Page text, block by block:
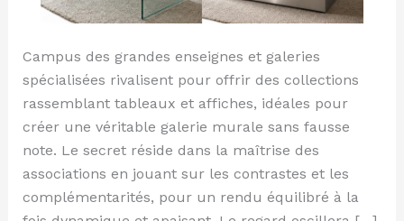
Campus des grandes enseignes et galeries
spécialisées rivalisent pour offrir des collections
rassemblant tableaux et affiches, idéales pour
créer une véritable galerie murale sans fausse
note. Le secret réside dans la maîtrise des
associations en jouant sur les contrastes et les
complémentarités, pour un rendu équilibré à la